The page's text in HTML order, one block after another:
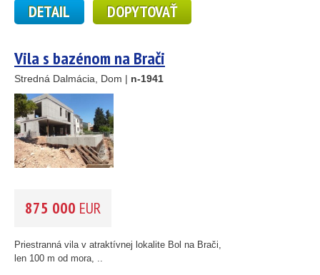
DETAIL DOPYTOVAŤ
Vila s bazénom na Brači
Stredná Dalmácia, Dom | n-1941
875 000 EUR
Priestranná vila v atraktívnej lokalite Bol na Brači,
len 100 m od mora, ..